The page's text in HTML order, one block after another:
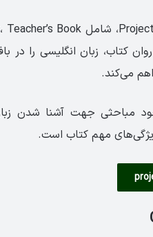
کتاب، زبان انگلیسی را در
می‌کند.
مباحثی جهت آشنا شدن
ویژگی‌های مهم کتاب است.